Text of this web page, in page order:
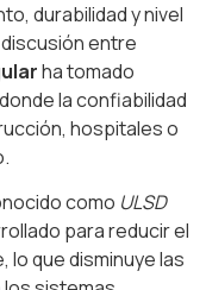
durabilidad y nivel
entre
ha tomado
la confiabilidad
hospitales o
como ULSD
para reducir el
que disminuye las